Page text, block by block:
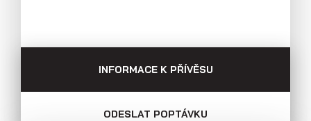
INFORMACE K PŘÍVĚSU
ODESLAT POPTÁVKU